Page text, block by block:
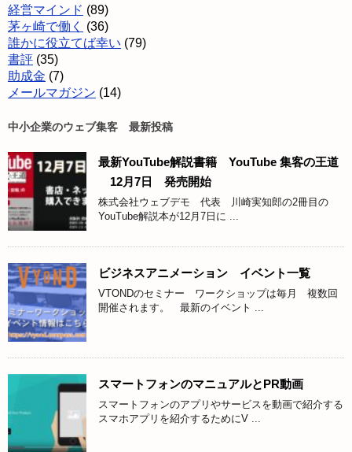
経営マインド (89)
茅ヶ崎で働く
(36)
誰かに役立てば幸い (79)
書評 (35)
助成金 (7)
メールマガジン (14)
中小企業のウェブ集客 最新投稿
最新YouTube解説書籍 YouTube 集客の王道
12月7日 発売開始
株式会社ウェブデモ 代表 川崎実知郎の2冊目の
YouTube解説本が12月7日に ...
ビジネスアニメーション イベント一覧
VTONDのセミナー ワークショップは毎月 複数回
開催されます。 最新のイベント ...
スマートフォンのマニュアルとPR動画
スマートフォンのアプリやサービスを動画で紹介する
スマホアプリを紹介するためにV ...